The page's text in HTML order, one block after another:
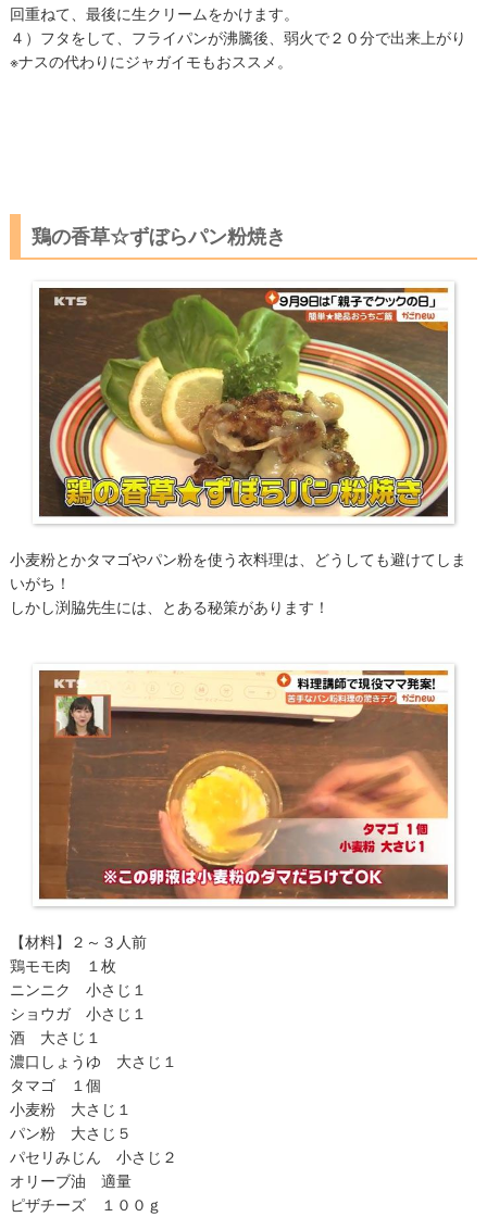
回重ねて、最後に生クリームをかけます。
４）フタをして、フライパンが沸騰後、弱火で２０分で出来上がり
※ナスの代わりにジャガイモもおススメ。
鶏の香草☆ずぼらパン粉焼き
小麦粉とかタマゴやパン粉を使う衣料理は、どうしても避けてしま
いがち！
しかし渕脇先生には、とある秘策があります！
【材料】２～３人前
鶏モモ肉 １枚
ニンニク 小さじ１
ショウガ 小さじ１
酒 大さじ１
濃口しょうゆ 大さじ１
タマゴ １個
小麦粉 大さじ１
パン粉 大さじ５
パセリみじん 小さじ２
オリーブ油 適量
ピザチーズ １００ｇ